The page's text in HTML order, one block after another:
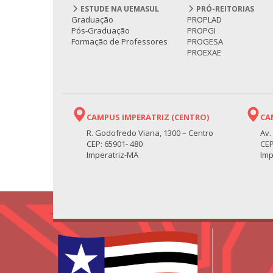
ESTUDE NA UEMASUL
Graduação
Pós-Graduação
Formação de Professores
PRÓ-REITORIAS
PROPLAD
PROPGI
PROGESA
PROEXAE
CAMPUS IMPERATRIZ (CENTRO)
R. Godofredo Viana, 1300 – Centro
CEP: 65901- 480
Imperatriz-MA